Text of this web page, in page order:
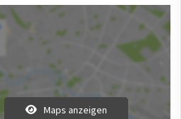
Maps anzeigen